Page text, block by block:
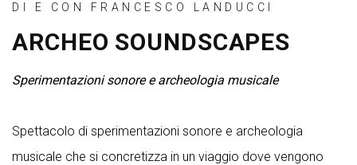
DI E CON FRANCESCO LANDUCCI
ARCHEO SOUNDSCAPES
Sperimentazioni sonore e archeologia musicale
Spettacolo di sperimentazioni sonore e archeologia
musicale che si concretizza in un viaggio dove vengono